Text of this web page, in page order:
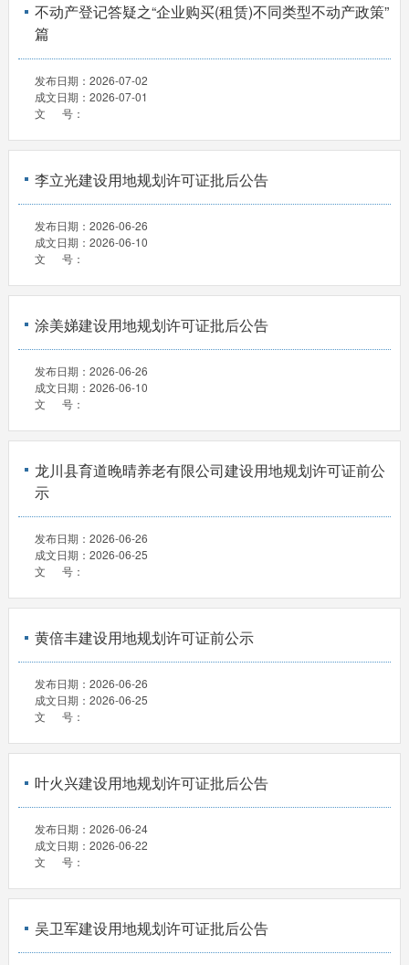
不动产登记答疑之“企业购买(租赁)不同类型不动产政策”
篇
发布日期： 2026-07-02
成文日期： 2026-07-01
文 号：
李立光建设用地规划许可证批后公告
发布日期： 2026-06-26
成文日期： 2026-06-10
文 号：
涂美娣建设用地规划许可证批后公告
发布日期： 2026-06-26
成文日期： 2026-06-10
文 号：
龙川县育道晚晴养老有限公司建设用地规划许可证前公
示
发布日期： 2026-06-26
成文日期： 2026-06-25
文 号：
黄倍丰建设用地规划许可证前公示
发布日期： 2026-06-26
成文日期： 2026-06-25
文 号：
叶火兴建设用地规划许可证批后公告
发布日期： 2026-06-24
成文日期： 2026-06-22
文 号：
吴卫军建设用地规划许可证批后公告